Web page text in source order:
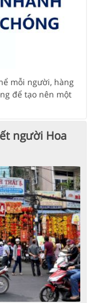
mỗi người, hàng
để tạo nên một
người Hoa